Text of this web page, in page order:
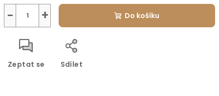
+
− Do košíku
Zeptat se Sdílet